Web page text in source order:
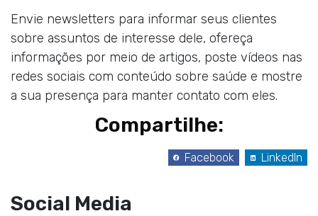
Envie newsletters para informar seus clientes
sobre assuntos de interesse dele, ofereça
informações por meio de artigos, poste vídeos nas
redes sociais com conteúdo sobre saúde e mostre
a sua presença para manter contato com eles.
Compartilhe:
Facebook LinkedIn
Social Media